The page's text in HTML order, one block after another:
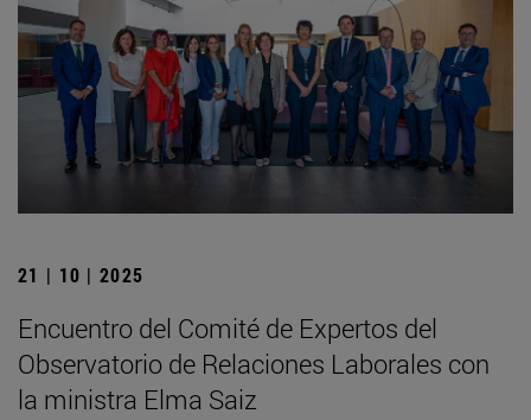
21 | 10 | 2025
Encuentro del Comité de Expertos del
Observatorio de Relaciones Laborales con
la ministra Elma Saiz